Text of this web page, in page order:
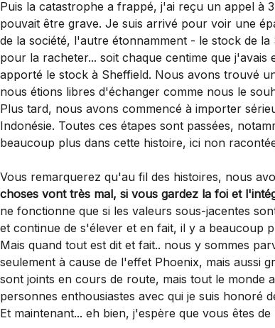
Puis la catastrophe a frappé, j'ai reçu un appel à
pouvait être grave. Je suis arrivé pour voir une
de la société, l'autre étonnamment - le stock de
pour la racheter... soit chaque centime que
apporté le stock à Sheffield. Nous avons trouvé
nous étions libres d'échanger comme nous le
Plus tard, nous avons commencé à importer
Indonésie. Toutes ces étapes sont passées,
beaucoup plus dans cette histoire, ici non
Vous remarquerez qu'au fil des histoires, nous
choses vont très mal, si vous gardez la foi et
ne fonctionne que si les valeurs sous-jacentes
et continue de s'élever et en fait, il y a beaucoup
Mais quand tout est dit et fait.. nous y sommes
seulement à cause de l'effet Phoenix, mais aussi
sont joints en cours de route, mais tout le monde
personnes enthousiastes avec qui je suis honoré
Et maintenant... eh bien, j'espère que vous êtes